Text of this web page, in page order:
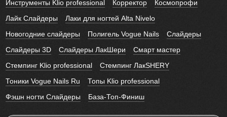
Инструменты Klio professional
Корректор
Космопрофи
Лайк Слайдеры
Лаки для ногтей Alta Nivelo
Новогодние слайдеры
Полигель Vogue Nails
Слайдеры
Слайдеры 3D
Слайдеры ЛакШери
Смарт мастер
Стемпинг Klio professional
Стемпинг ЛакSHERY
Тоники Vogue Nails Ru
Топы Klio professional
Фэшн ногти Слайдеры
База-Топ-Финиш